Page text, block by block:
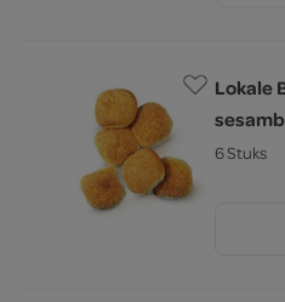
Lokale
6 Stuks